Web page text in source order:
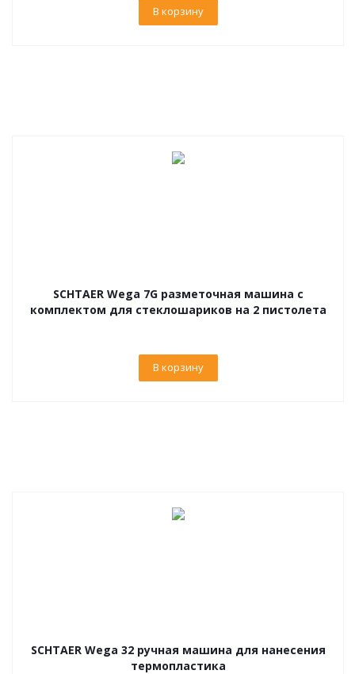
В корзину
SCHTAER Wega 7G разметочная машина с
комплектом для стеклошариков на 2 пистолета
В корзину
SCHTAER Wega 32 ручная машина для нанесения
термопластика